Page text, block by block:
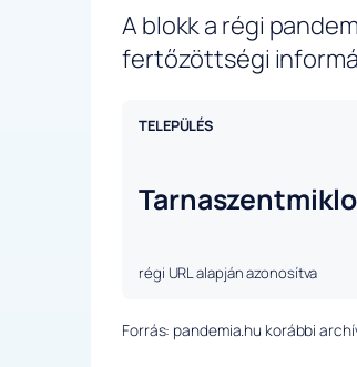
A blokk a régi
fertőzöttségi
TELEPÜLÉS
régi URL alapján azonosítva
Forrás: pandemia.hu korábbi